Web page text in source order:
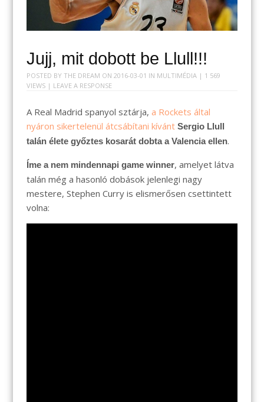
Jujj, mit dobott be Llull!!!
POSTED BY THE DREAM ON 2016-03-01 IN MULTIMÉDIA| 1 569
VIEWS | LEAVE A RESPONSE
A Real Madrid spanyol sztárja, a Rockets által
nyáron sikertelenül átcsábítani kívánt Sergio Llull
talán élete győztes kosarát dobta a Valencia ellen.
Íme a nem mindennapi game winner, amelyet látva
talán még a hasonló dobások jelenlegi nagy
mestere, Stephen Curry is elismerősen csettintett
volna: